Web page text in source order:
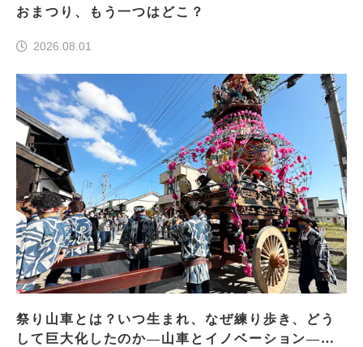
おまつり、もう一つはどこ？
2026.08.01
祭り山車とは？いつ生まれ、なぜ練り歩き、どう
して巨大化したのか―山車とイノベーション―＜